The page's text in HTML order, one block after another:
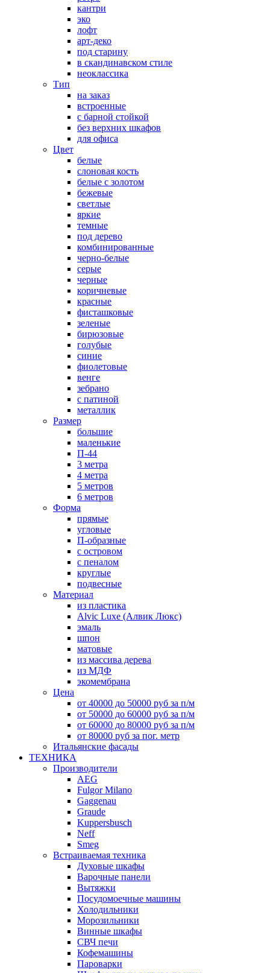
кантри
эко
лофт
арт-деко
под старину
в скандинавском стиле
неоклассика
Тип
на заказ
встроенные
с барной стойкой
без верхних шкафов
для офиса
Цвет
белые
слоновая кость
белые с золотом
бежевые
светлые
яркие
темные
под дерево
комбинированные
черно-белые
серые
черные
коричневые
красные
фисташковые
зеленые
бирюзовые
голубые
синие
фиолетовые
венге
зебрано
с патиной
металлик
Размер
большие
маленькие
П-44
3 метра
4 метра
5 метров
6 метров
Форма
прямые
угловые
П-образные
с островом
с пеналом
круглые
подвесные
Материал
из пластика
Alvic Luxe (Алвик Люкс)
эмаль
шпон
матовые
из массива дерева
из МДФ
экомембрана
Цена
от 40000 до 50000 руб за п/м
от 50000 до 60000 руб за п/м
от 60000 до 80000 руб за п/м
от 80000 руб за пог. метр
Итальянские фасады
ТЕХНИКА
Производители
AEG
Fulgor Milano
Gaggenau
Graude
Kuppersbusch
Neff
Smeg
Встраиваемая техника
Духовые шкафы
Варочные панели
Вытяжки
Посудомоечные машины
Холодильники
Морозильники
Винные шкафы
СВЧ печи
Кофемашины
Пароварки